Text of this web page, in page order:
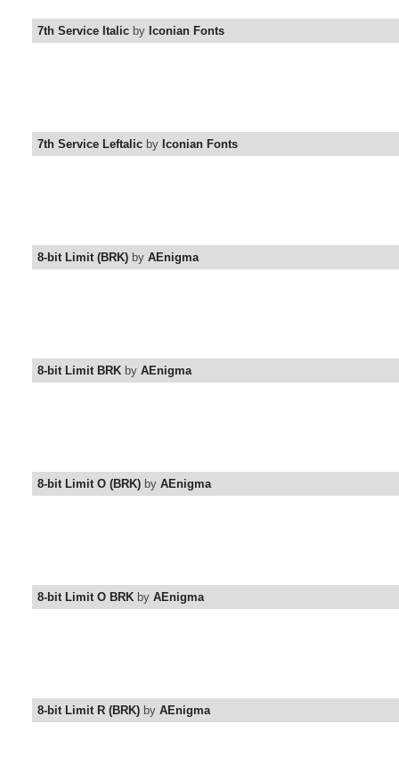
7th Service Italic by Iconian Fonts
7th Service Leftalic by Iconian Fonts
8-bit Limit (BRK) by AEnigma
8-bit Limit BRK by AEnigma
8-bit Limit O (BRK) by AEnigma
8-bit Limit O BRK by AEnigma
8-bit Limit R (BRK) by AEnigma